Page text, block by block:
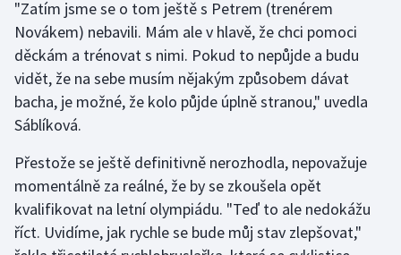
Golf
Gymnastika
Házená
Jezdectví
Judo
"Zatím jsme se o tom ještě s Petrem (trenérem
Novákem) nebavili. Mám ale v hlavě, že chci pomoci
děckám a trénovat s nimi. Pokud to nepůjde a budu
vidět, že na sebe musím nějakým způsobem dávat
bacha, je možné, že kolo půjde úplně stranou," uvedla
Sáblíková.
Přestože se ještě definitivně nerozhodla, nepovažuje
momentálně za reálné, že by se zkoušela opět
kvalifikovat na letní olympiádu. "Teď to ale nedokážu
říct. Uvidíme, jak rychle se bude můj stav zlepšovat,"